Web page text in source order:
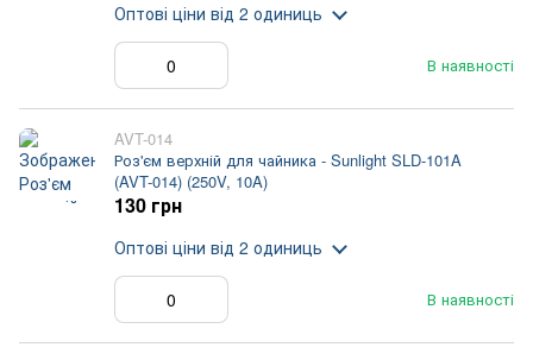
В наявності
Оптові ціни від 2 одиниць
AVT-014
Роз'єм верхній для чайника - Sunlight SLD-101A
(AVT-014) (250V, 10A)
В наявності
130 грн
Оптові ціни від 2 одиниць